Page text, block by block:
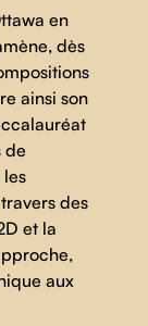
en
dès
ainsi son
de
des
et la
aux